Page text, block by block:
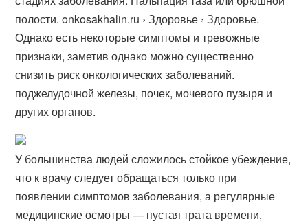
полости. onkosakhalin.ru › Здоровье › Здоровье.
Однако есть некоторые симптомы и тревожные
признаки, заметив однако можно существенно
снизить риск онкологических заболеваний.
поджелудочной железы, почек, мочевого пузыря и
других органов.
У большинства людей сложилось стойкое убеждение,
что к врачу следует обращаться только при
появлении симптомов заболевания, а регулярные
медицинские осмотры — пустая трата времени,